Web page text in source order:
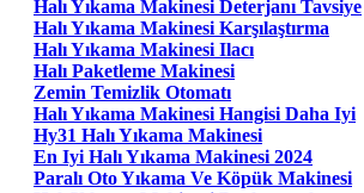
Halı Yıkama Makinesi Deterjanı Tavsiye
Halı Yıkama Makinesi Karşılaştırma
Halı Yıkama Makinesi Ilacı
Halı Paketleme Makinesi
Zemin Temizlik Otomatı
Halı Yıkama Makinesi Hangisi Daha Iyi
Hy31 Halı Yıkama Makinesi
En Iyi Halı Yıkama Makinesi 2024
Paralı Oto Yıkama Ve Köpük Makinesi